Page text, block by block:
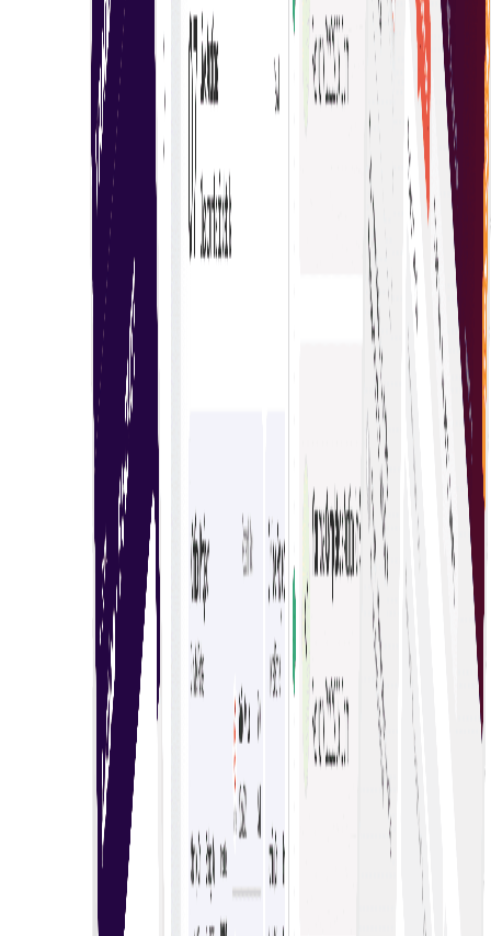
Τεχνητή νοημοσύνη & μηχανική μάθηση
Αξιοποιήστε την Τεχνητή Νοημοσύνη και το ML για
να αποκτήσετε νοημοσύνη δεδομένων από τη
συμπεριφορά της επιχείρησής σας, ενισχύοντας
αποτελεσματικά τη λήψη αποφάσεων για τις
συναλλαγές eAuction.
Ξεκινήστε την προσφορά σας